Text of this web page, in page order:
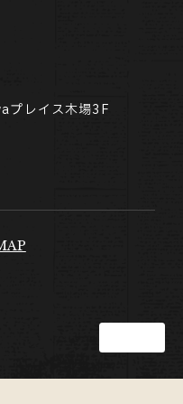
プレイス木場3F